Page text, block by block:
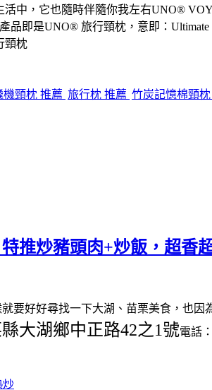
中，它也隨時伴隨你我左右UNO®
品即是UNO® 旅行頸枕，意即：
頸枕
機頸枕 推薦 旅行枕 推薦 竹炭記憶棉頸枕
推炒豬頭肉+炒飯，超香
要好好尋找一下大湖、苗栗美食，也
大湖鄉中正路42之1號電話：
炒